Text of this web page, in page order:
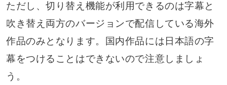
ただし、切り替え機能が利用できるのは字幕と
吹き替え両方のバージョンで配信している海外
作品のみとなります。国内作品には日本語の字
幕をつけることはできないので注意しましょ
う。